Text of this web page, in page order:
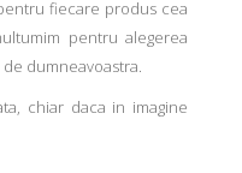
fiecare produs cea
pentru alegerea
dumneavoastra.
chiar daca in imagine